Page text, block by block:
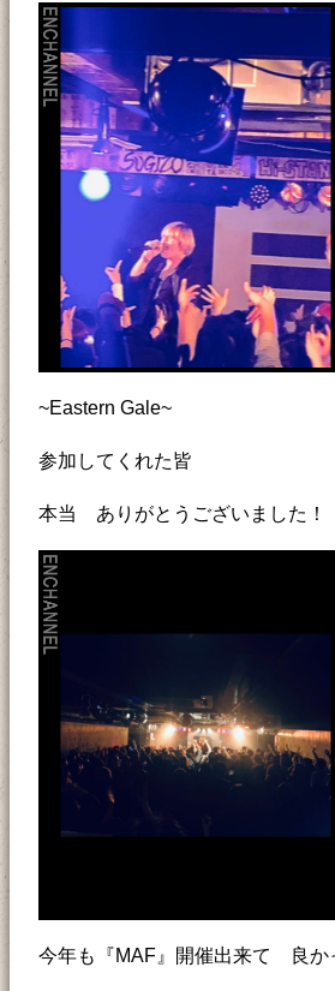
~Eastern Gale~
参加してくれた皆
本当 ありがとうございました！
今年も『MAF』開催出来て 良か